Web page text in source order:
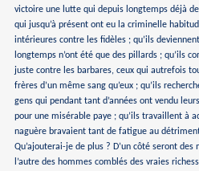
victoire une lutte qui depuis longtemps déjà
qui jusqu’à présent ont eu la criminelle
intérieures contre les fidèles ; qu’ils
longtemps n’ont été que des pillards ; qu’ils
juste contre les barbares, ceux qui autrefois
frères d’un même sang qu’eux ; qu’ils
gens qui pendant tant d’années ont vendu
pour une misérable paye ; qu’ils travaillent à
naguère bravaient tant de fatigue au
Qu’ajouterai-je de plus ? D’un côté seront
l’autre des hommes comblés des vraies